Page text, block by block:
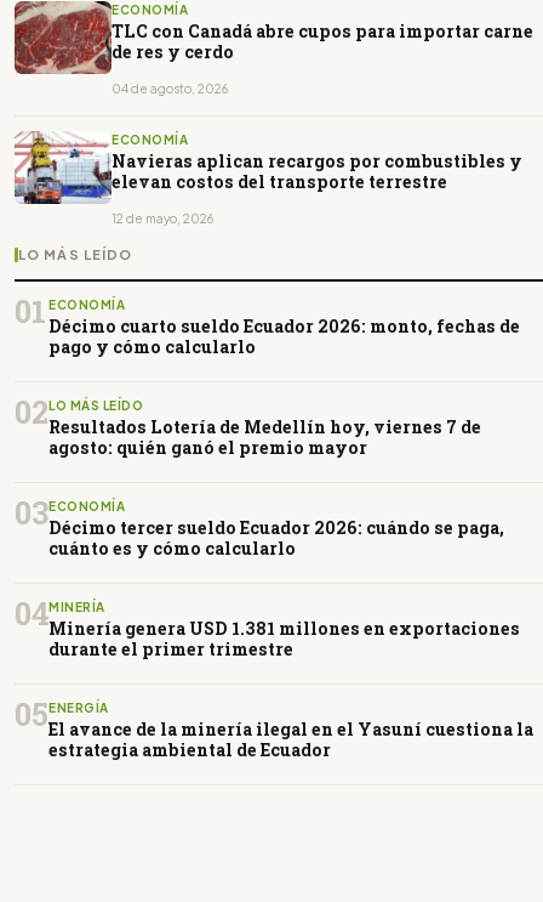
ECONOMÍA
TLC con Canadá abre cupos para importar carne
de res y cerdo
04 de agosto, 2026
ECONOMÍA
Navieras aplican recargos por combustibles y
elevan costos del transporte terrestre
12 de mayo, 2026
LO MÁS LEÍDO
01 ECONOMÍA
Décimo cuarto sueldo Ecuador 2026: monto, fechas de
pago y cómo calcularlo
02LO MÁS LEÍDO
Resultados Lotería de Medellín hoy, viernes 7 de
agosto: quién ganó el premio mayor
03ECONOMÍA
Décimo tercer sueldo Ecuador 2026: cuándo se paga,
cuánto es y cómo calcularlo
04MINERÍA
Minería genera USD 1.381 millones en exportaciones
durante el primer trimestre
05ENERGÍA
El avance de la minería ilegal en el Yasuní cuestiona la
estrategia ambiental de Ecuador